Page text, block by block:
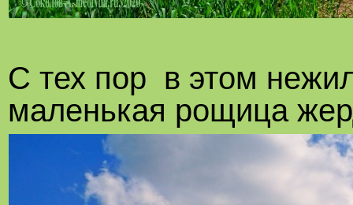
С тех пор в этом
маленькая рощица